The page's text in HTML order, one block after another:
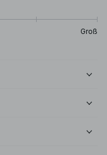
Groß